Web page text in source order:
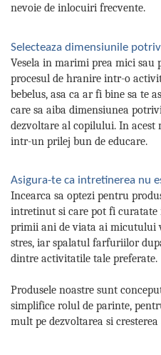
nevoie de inlocuiri frecvente.
Selecteaza dimensiunile
Vesela in marimi prea mici sau
procesul de hranire intr-o
bebelus, asa ca ar fi bine sa te
care sa aiba dimensiunea
dezvoltare al copilului. In acest
intr-un prilej bun de educare.
Asigura-te ca intretinerea nu
Incearca sa optezi pentru
intretinut si care pot fi curatate
primii ani de viata ai micutului
stres, iar spalatul farfuriilor
dintre activitatile tale preferate.
Produsele noastre sunt
simplifice rolul de parinte,
mult pe dezvoltarea si